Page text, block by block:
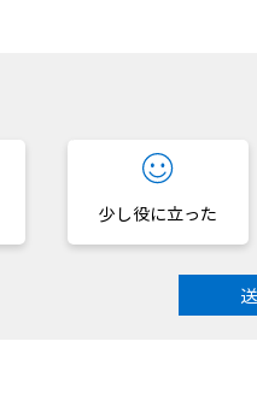
少し役に立った